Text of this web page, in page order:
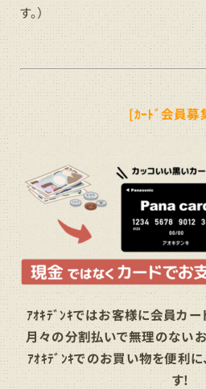
す。）
[ｶｰﾄﾞ会員募
ｱｵｷﾃﾞﾝｷではお客様に会員カー
月々の分割払いで無理のない
ｱｵｷﾃﾞﾝｷでのお買い物を便利に
す!